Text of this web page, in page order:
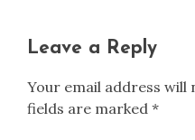
Leave a Reply
Your email address will
fields are marked *